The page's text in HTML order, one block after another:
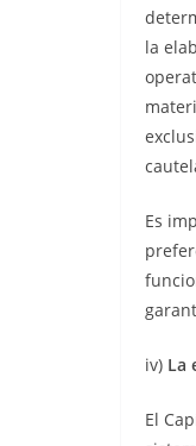
la
Es
iv) La
El